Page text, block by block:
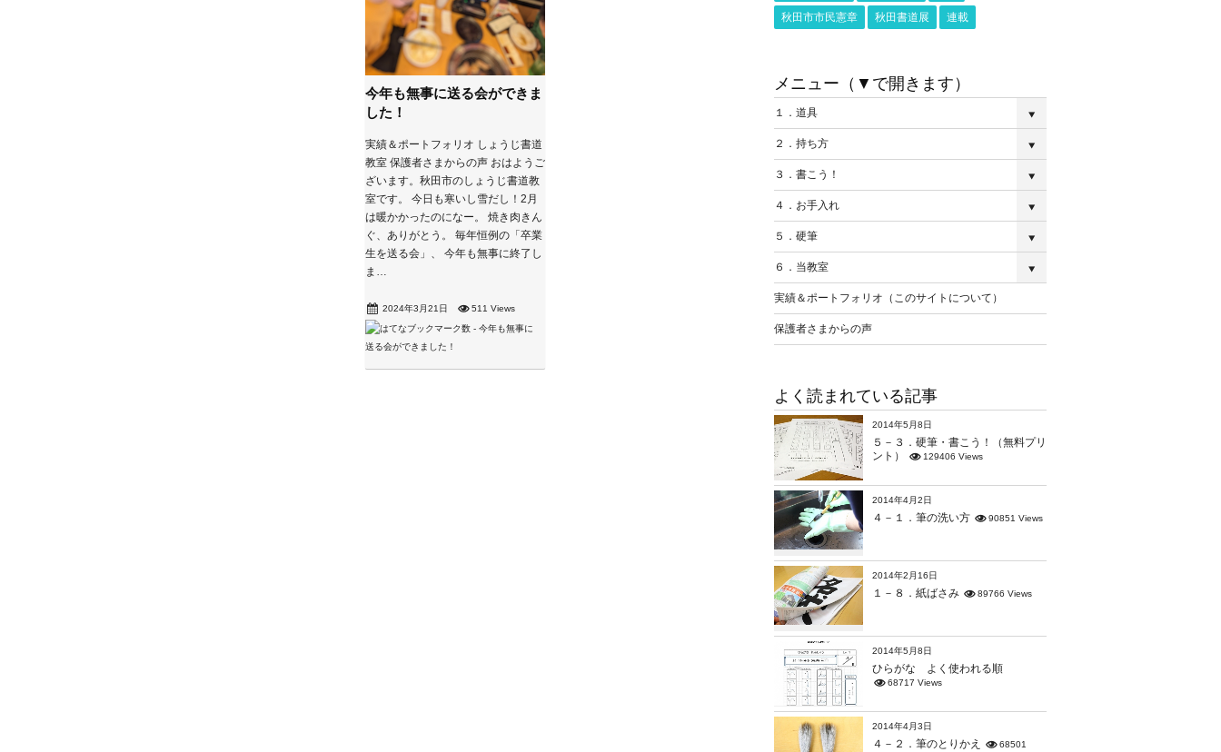
今年も無事に送る会ができま
した！
実績＆ポートフォリオ しょうじ書道
教室 保護者さまからの声 おはようご
ざいます。秋田市のしょうじ書道教
室です。 今日も寒いし雪だし！2月
は暖かかったのになー。 焼き肉きん
ぐ、ありがとう。 毎年恒例の「卒業
生を送る会」、 今年も無事に終了し
ま…
2024年3月21日 511 Views
秋田市市民憲章 秋田書道展 連載
メニュー（▼で開きます）
１．道具
２．持ち方
３．書こう！
４．お手入れ
５．硬筆
６．当教室
実績＆ポートフォリオ（このサイトについて）
保護者さまからの声
よく読まれている記事
2014年5月8日
５－３．硬筆・書こう！（無料プリ
ント）
129406 Views
2014年4月2日
４－１．筆の洗い方 90851 Views
2014年2月16日
１－８．紙ばさみ 89766 Views
2014年5月8日
ひらがな よく使われる順
68717 Views
2014年4月3日
４－２．筆のとりかえ
68501